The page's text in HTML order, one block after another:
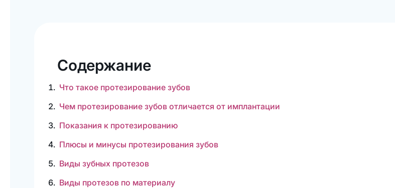
Содержание
Что такое протезирование зубов
Чем протезирование зубов отличается от имплантации
Показания к протезированию
Плюсы и минусы протезирования зубов
Виды зубных протезов
Виды протезов по материалу